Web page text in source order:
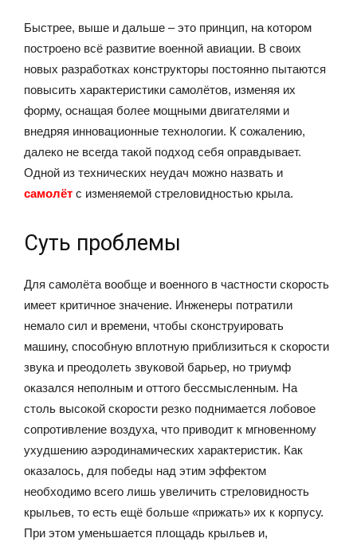
Быстрее, выше и дальше – это принцип, на котором
построено всё развитие военной авиации. В своих
новых разработках конструкторы постоянно пытаются
повысить характеристики самолётов, изменяя их
форму, оснащая более мощными двигателями и
внедряя инновационные технологии. К сожалению,
далеко не всегда такой подход себя оправдывает.
Одной из технических неудач можно назвать и
самолёт с изменяемой стреловидностью крыла.
Суть проблемы
Для самолёта вообще и военного в частности скорость
имеет критичное значение. Инженеры потратили
немало сил и времени, чтобы сконструировать
машину, способную вплотную приблизиться к скорости
звука и преодолеть звуковой барьер, но триумф
оказался неполным и оттого бессмысленным. На
столь высокой скорости резко поднимается лобовое
сопротивление воздуха, что приводит к мгновенному
ухудшению аэродинамических характеристик. Как
оказалось, для победы над этим эффектом
необходимо всего лишь увеличить стреловидность
крыльев, то есть ещё больше «прижать» их к корпусу.
При этом уменьшается площадь крыльев и,